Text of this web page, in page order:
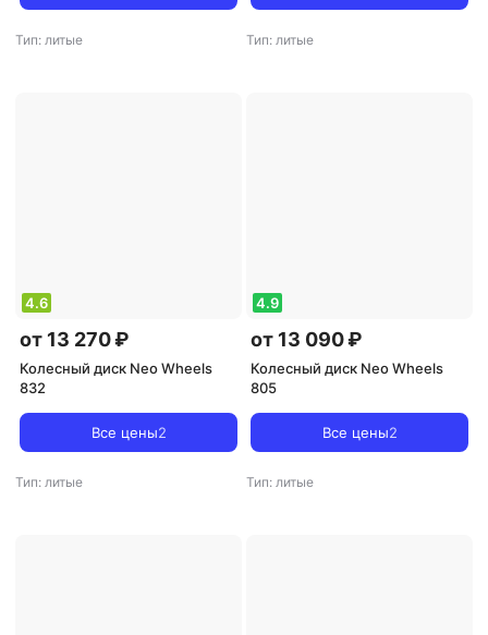
Тип: литые Тип: литые
4.6
от 13 270 ₽
Колесный диск Neo Wheels
832
Все цены2
Тип: литые
4.9
от 13 090 ₽
Колесный диск Neo Wheels
805
Все цены2
Тип: литые